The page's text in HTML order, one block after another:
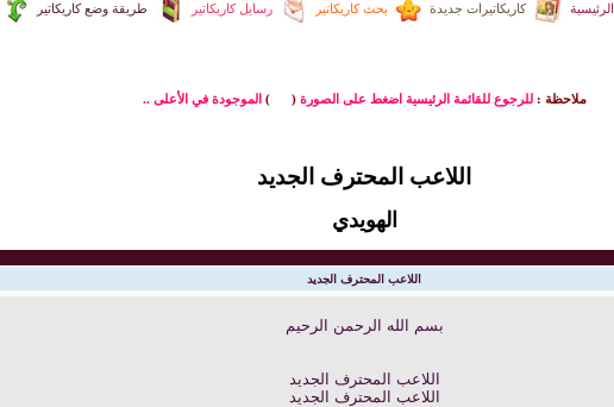
طريقة وضع كاريكاتير رسايل كاريكاتير بحث كاريكاتير كاريكاتيرات جديدة الرئيسية
ملاحظة : للرجوع للقائمة الرئيسية اضغط على الصورة(
) الموجودة في الأعلى ..
اللاعب المحترف الجديد
الهويدي
اللاعب المحترف الجديد
بسم الله الرحمن الرحيم
اللاعب المحترف الجديد
اللاعب المحترف الجديد